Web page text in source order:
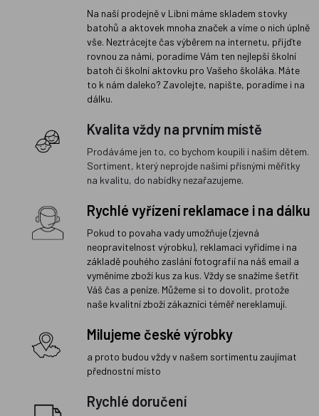
Na naší prodejně v Libni máme skladem stovky
batohů a aktovek mnoha značek a víme o nich úplně
vše. Neztrácejte čas výběrem na internetu, přijďte
rovnou za námi, poradíme Vám ten nejlepší školní
batoh či školní aktovku pro Vašeho školáka. Máte
to k nám daleko? Zavolejte, napište, poradíme i na
dálku.
Kvalita vždy na prvním místě
Prodáváme jen to, co bychom koupili i našim dětem.
Sortiment, který neprojde našimi přísnými měřítky
na kvalitu, do nabídky nezařazujeme.
Rychlé vyřízení reklamace i na dálku
Pokud to povaha vady umožňuje (zjevná
neopravitelnost výrobku), reklamaci vyřídíme i na
základě pouhého zaslání fotografií na náš email a
vyměníme zboží kus za kus. Vždy se snažíme šetřit
Váš čas a peníze. Můžeme si to dovolit, protože
naše kvalitní zboží zákazníci téměř nereklamují.
Milujeme české výrobky
a proto budou vždy v našem sortimentu zaujímat
přednostní místo
Rychlé doručení